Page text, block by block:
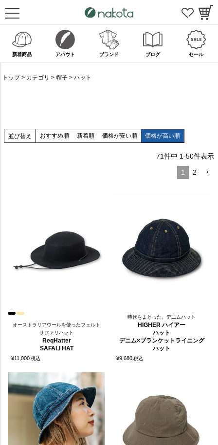
新着商品 アバウト ブランド ブログ セール
トップ カテゴリ 帽子 ハット
並び替え おすすめ順 新着順 価格が安い順 価格が高い順
71件中 1-50件表示
1 2
オーストラリアウールを使ったフェルト
サファリハット
ReqHatter
SAFALI HAT
¥11,000税込
時代をまとった、デニムハット
HIGHER ハイアー
ハット
デニム×ブランケットライニング
ハット
¥9,680税込